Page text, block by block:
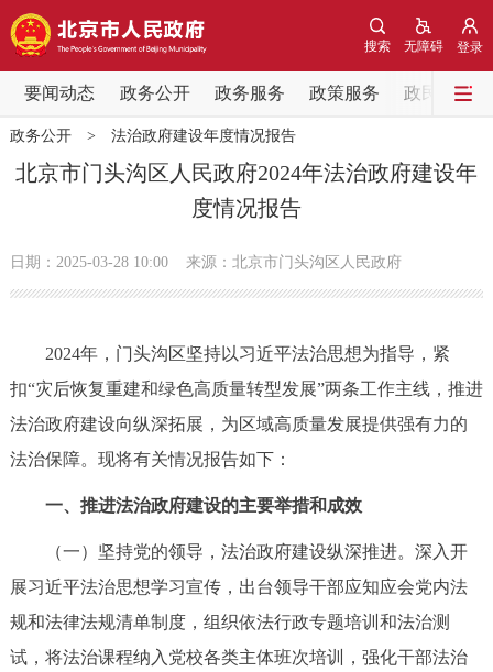
登录
无障碍
搜索
要闻动态 政务公开 政务服务 政策服务 政民互动
要闻动态
党中央精神 国务院信息
会议信息
市领导 机构职能 政策服务
政策兑现 政策解读
决策公开
政务服务
个人服务 法人服务 部门服务
政务公开> 法治政府建设年度情况报告
北京市门头沟区人民政府2024年法治政府建设年
度情况报告
日期：2025-03-28 10:00 来源：北京市门头沟区人民政府
2024年，门头沟区坚持以习近平法治思想为指导，紧
扣“灾后恢复重建和绿色高质量转型发展”两条工作主线，推进
法治政府建设向纵深拓展，为区域高质量发展提供强有力的
法治保障。现将有关情况报告如下：
一、推进法治政府建设的主要举措和成效
（一）坚持党的领导，法治政府建设纵深推进。深入开
展习近平法治思想学习宣传，出台领导干部应知应会党内法
规和法律法规清单制度，组织依法行政专题培训和法治测
试，将法治课程纳入党校各类主体班次培训，强化干部法治